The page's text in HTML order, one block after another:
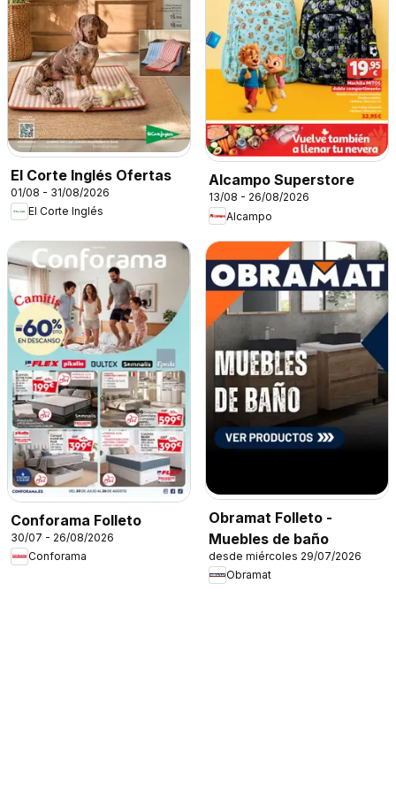
El Corte Inglés Ofertas
01/08 - 31/08/2026
El Corte Inglés
Alcampo Superstore
13/08 - 26/08/2026
Alcampo
Conforama Folleto
30/07 - 26/08/2026
Conforama
Obramat Folleto -
Muebles de baño
desde miércoles 29/07/2026
Obramat